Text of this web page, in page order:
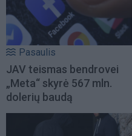
Pasaulis
JAV teismas bendrovei
„Meta“ skyrė 567 mln.
dolerių baudą